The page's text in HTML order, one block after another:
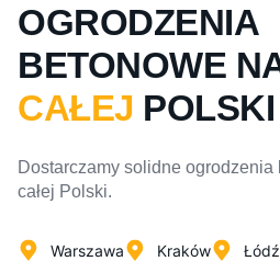
OGRODZENIA
BETONOWE
CAŁEJ POLSKI
Dostarczamy solidne
całej Polski.
Warszawa Kraków Łódź